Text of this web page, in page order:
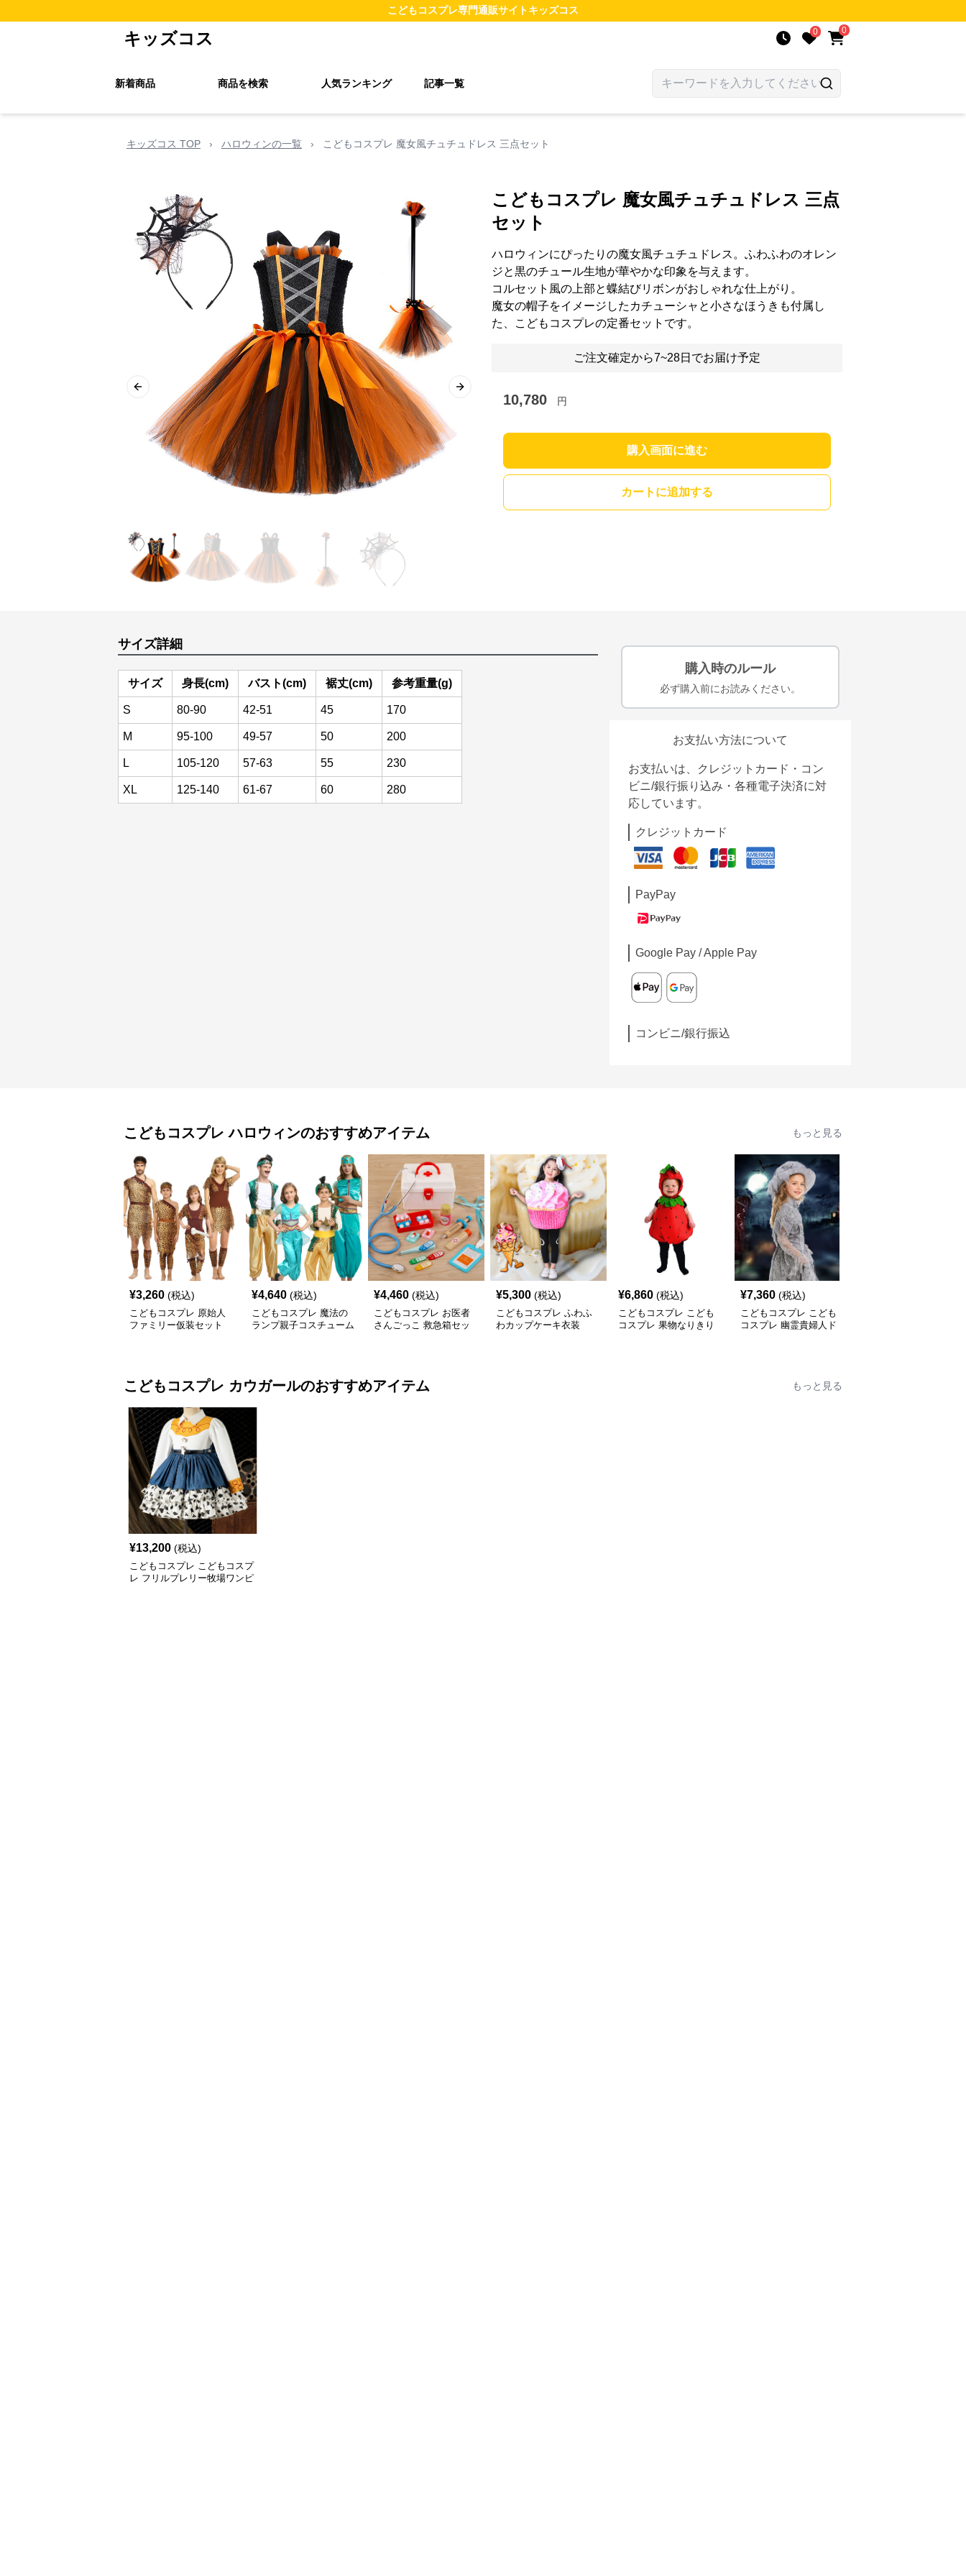
こどもコスプレ専門通販サイトキッズコス
キッズコス 0 0
新着商品 商品を検索 人気ランキング 記事一覧
キッズコス TOP › ハロウィンの一覧 › こどもコスプレ 魔女風チュチュドレス 三点セット
Previous slide Next slide
こどもコスプレ 魔女風チュチュドレス 三点
セット
ハロウィンにぴったりの魔女風チュチュドレス。ふわふわのオレン
ジと黒のチュール生地が華やかな印象を与えます。
コルセット風の上部と蝶結びリボンがおしゃれな仕上がり。
魔女の帽子をイメージしたカチューシャと小さなほうきも付属し
た、こどもコスプレの定番セットです。
ご注文確定から7~28日でお届け予定
10,780 円
購入画面に進む
カートに追加する
サイズ詳細
サイズ 身長(cm) バスト(cm) 裾丈(cm) 参考重量(g)
S 80-90 42-51 45 170
M 95-100 49-57 50 200
L 105-120 57-63 55 230
XL 125-140 61-67 60 280
購入時のルール
必ず購入前にお読みください。
お支払い方法について
お支払いは、クレジットカード・コン
ビニ/銀行振り込み・各種電子決済に対
応しています。
クレジットカード
PayPay
Google Pay / Apple Pay
コンビニ/銀行振込
こどもコスプレ ハロウィンのおすすめアイテム もっと見る
¥3,260 (税込)
こどもコスプレ 原始人
ファミリー仮装セット
¥4,640 (税込)
こどもコスプレ 魔法の
ランプ親子コスチューム
¥4,460 (税込)
こどもコスプレ お医者
さんごっこ 救急箱セッ
¥5,300 (税込)
こどもコスプレ ふわふ
わカップケーキ衣装
¥6,860 (税込)
こどもコスプレ こども
コスプレ 果物なりきり
¥7,360 (税込)
こどもコスプレ こども
コスプレ 幽霊貴婦人ド
こどもコスプレ カウガールのおすすめアイテム もっと見る
¥13,200 (税込)
こどもコスプレ こどもコスプ
レ フリルプレリー牧場ワンピ